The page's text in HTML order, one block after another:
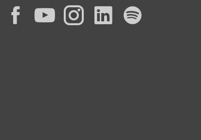
Facebook
YouTube
Instagram
LinkedIn